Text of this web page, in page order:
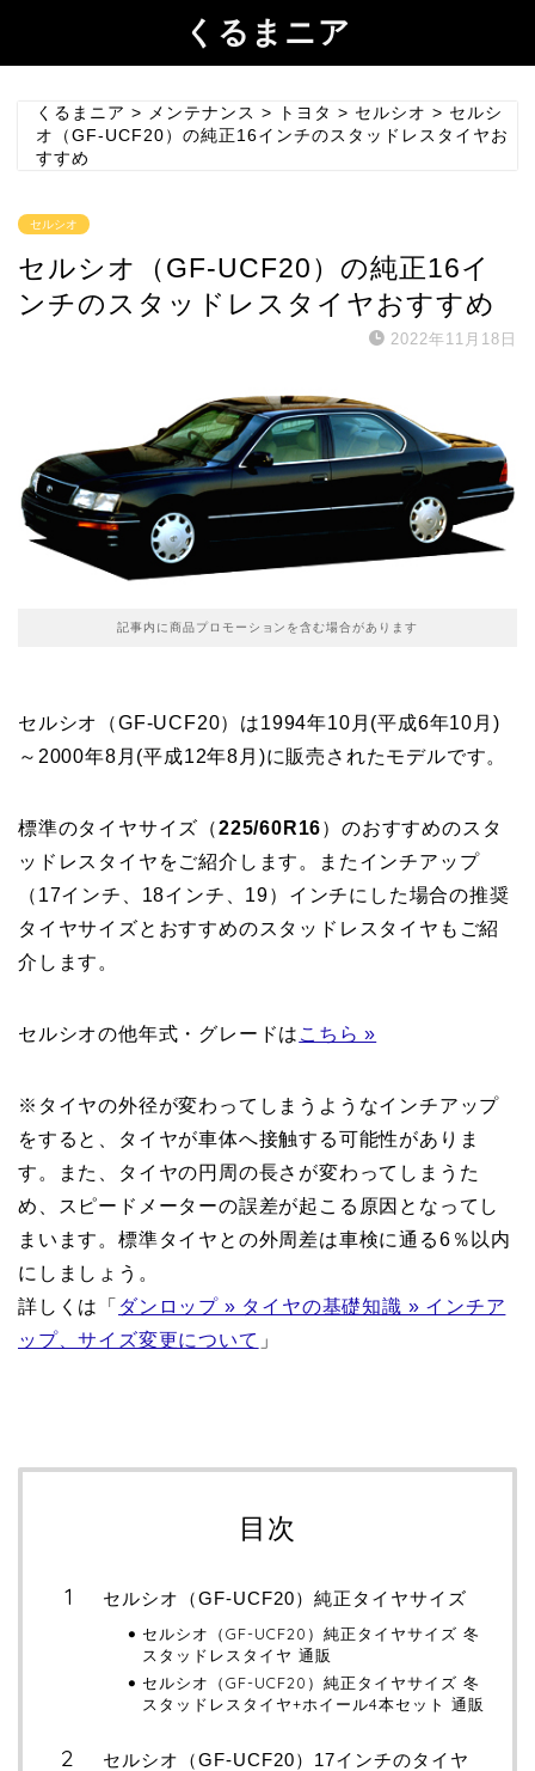
くるまニア
くるまニア > メンテナンス > トヨタ > セルシオ > セルシ
オ（GF-UCF20）の純正16インチのスタッドレスタイヤお
すすめ
セルシオ
セルシオ（GF-UCF20）の純正16イ
ンチのスタッドレスタイヤおすすめ
2022年11月18日
記事内に商品プロモーションを含む場合があります
セルシオ（GF-UCF20）は1994年10月(平成6年10月)
～2000年8月(平成12年8月)に販売されたモデルです。
標準のタイヤサイズ（225/60R16）のおすすめのスタ
ッドレスタイヤをご紹介します。またインチアップ
（17インチ、18インチ、19）インチにした場合の推奨
タイヤサイズとおすすめのスタッドレスタイヤもご紹
介します。
セルシオの他年式・グレードは こちら »
※タイヤの外径が変わってしまうようなインチアップ
をすると、タイヤが車体へ接触する可能性がありま
す。また、タイヤの円周の長さが変わってしまうた
め、スピードメーターの誤差が起こる原因となってし
まいます。標準タイヤとの外周差は車検に通る6％以内
にしましょう。
詳しくは「 ダンロップ » タイヤの基礎知識 » インチア
ップ、サイズ変更について 」
目次
セルシオ（GF-UCF20）純正タイヤサイズ
セルシオ（GF-UCF20）純正タイヤサイズ 冬
スタッドレスタイヤ 通販
セルシオ（GF-UCF20）純正タイヤサイズ 冬
スタッドレスタイヤ+ホイール4本セット 通販
セルシオ（GF-UCF20）17インチのタイヤ